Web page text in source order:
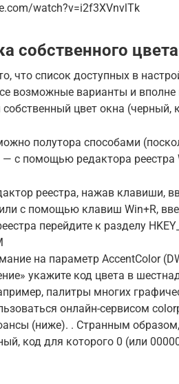
watch?v=i2f3XVnvlTk
собственного
что список доступных в
возможные варианты и вполне
цвет окна (черный,
полутора способами
— с помощью редактора реестра
реестра, нажав клавиши,
с помощью клавиш Win+R,
перейдите к разделу
на параметр AccentColor
укажите код цвета в
палитры многих
онлайн-сервисом
(ниже). . Странным
код для которого 0 (или